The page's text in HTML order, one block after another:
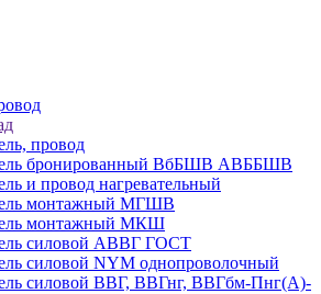
провод
бронированный ВбБШВ АВББШВ
и провод нагревательный
монтажный МГШВ
монтажный МКШ
силовой АВВГ ГОСТ
силовой NYM однопроволочный
силовой ВВГ, ВВГнг, ВВГбм-Пнг(А)-